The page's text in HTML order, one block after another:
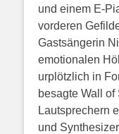
und einem E-
vorderen
Gastsängerin
emotionalen
urplötzlich in
besagte Wall
Lautsprechern
und